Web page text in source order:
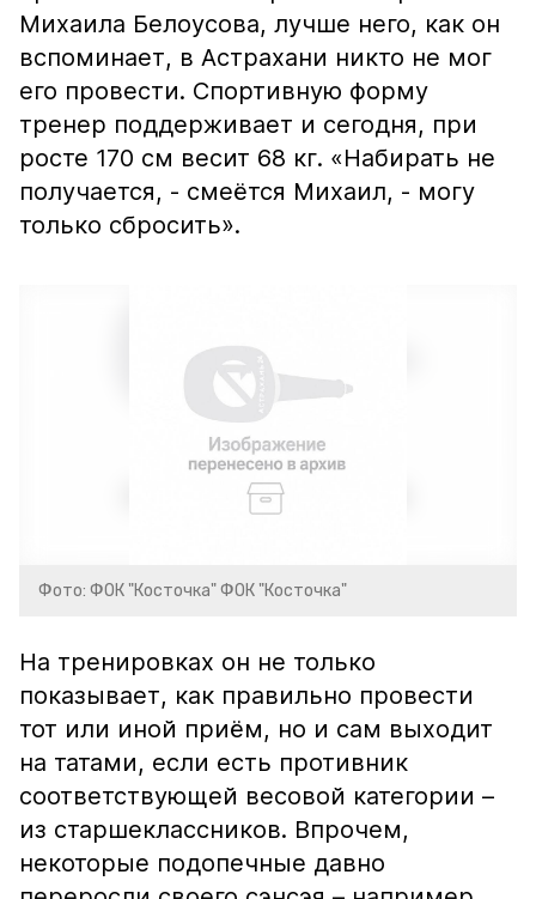
Михаила Белоусова, лучше него, как он
вспоминает, в Астрахани никто не мог
его провести. Спортивную форму
тренер поддерживает и сегодня, при
росте 170 см весит 68 кг. «Набирать не
получается, - смеётся Михаил, - могу
только сбросить».
Фото: ФОК "Косточка" ФОК "Косточка"
На тренировках он не только
показывает, как правильно провести
тот или иной приём, но и сам выходит
на татами, если есть противник
соответствующей весовой категории –
из старшеклассников. Впрочем,
некоторые подопечные давно